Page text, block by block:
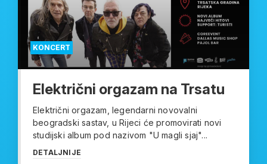
KONCERT
Električni orgazam na Trsatu
Električni orgazam, legendarni novovalni
beogradski sastav, u Rijeci će promovirati novi
studijski album pod nazivom "U magli sjaj"...
DETALJNIJE